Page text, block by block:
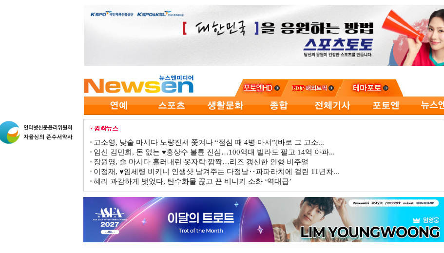
고소영, 낮술 마시다 노량진서 쫓겨나 “점심 때 4병 마셔”(바로 그 고소...
임신 김민희, 돈 없는 ♥홍상수 불륜 진심…100억대 빌라도 팔고 14억 아파...
장원영, 술 마시다 흘러내린 옷자락 깜짝…리즈 갱신한 인형 비주얼
이정재, ♥임세령 비키니 인생샷 남겨주는 다정남‥파파라치에 걸린 11년차...
혜리 과감하게 벗었다, 탄수화물 끊고 끈 비니키 소화 ‘역대급’